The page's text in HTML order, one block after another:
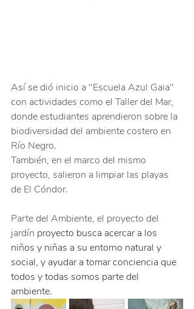
Así se dió inicio a "Escuela Azul Gaia"
con actividades como el Taller del Mar,
donde estudiantes aprendieron sobre la
biodiversidad del ambiente costero en
Río Negro.
También, en el marco del mismo
proyecto, salieron a limpiar las playas
de El Cóndor.
Parte del Ambiente, el proyecto del
jardín proyecto busca acercar a los
niños y niñas a su entorno natural y
social, y ayudar a tomar conciencia que
todos y todas somos parte del
ambiente.